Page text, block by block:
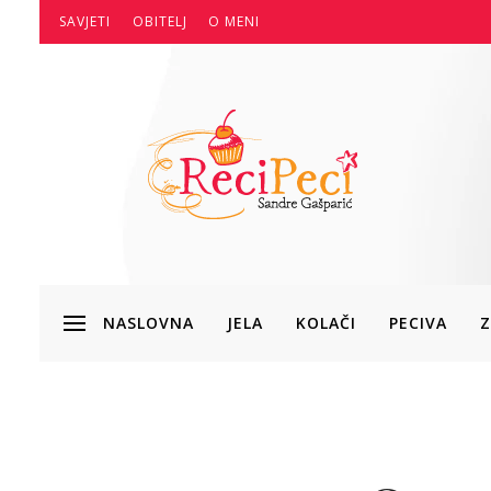
SAVJETI OBITELJ O MENI
NASLOVNA JELA KOLAČI PECIVA